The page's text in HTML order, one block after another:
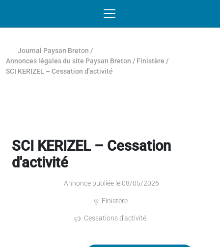
Journal Paysan Breton /
Annonces légales du site Paysan Breton / Finistère /
SCI KERIZEL – Cessation d'activité
SCI KERIZEL – Cessation
d'activité
Annonce publiée le 08/05/2026
Finistère
Cessations d'activité